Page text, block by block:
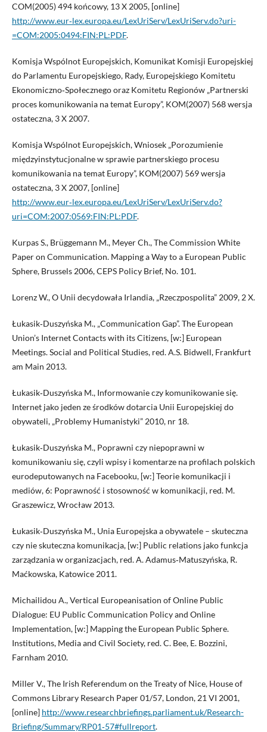
COM(2005) 494 końcowy, 13 X 2005, [online]
http://www.eur‑lex.europa.eu/LexUriServ/LexUriServ.do?uri-
=COM:2005:0494:FIN:PL:PDF.
Komisja Wspólnot Europejskich, Komunikat Komisji Europejskiej
do Parlamentu Europejskiego, Rady, Europejskiego Komitetu
Ekonomiczno‑Społecznego oraz Komitetu Regionów „Partnerski
proces komunikowania na temat Europy”, KOM(2007) 568 wersja
ostateczna, 3 X 2007.
Komisja Wspólnot Europejskich, Wniosek „Porozumienie
międzyinstytucjonalne w sprawie partnerskiego procesu
komunikowania na temat Europy”, KOM(2007) 569 wersja
ostateczna, 3 X 2007, [online]
http://www.eur‑lex.europa.eu/LexUriServ/LexUriServ.do?
uri=COM:2007:0569:FIN:PL:PDF.
Kurpas S., Brüggemann M., Meyer Ch., The Commission White
Paper on Communication. Mapping a Way to a European Public
Sphere, Brussels 2006, CEPS Policy Brief, No. 101.
Lorenz W., O Unii decydowała Irlandia, „Rzeczpospolita” 2009, 2 X.
Łukasik‑Duszyńska M., „Communication Gap”. The European
Union’s Internet Contacts with its Citizens, [w:] European
Meetings. Social and Political Studies, red. A.S. Bidwell, Frankfurt
am Main 2013.
Łukasik‑Duszyńska M., Informowanie czy komunikowanie się.
Internet jako jeden ze środków dotarcia Unii Europejskiej do
obywateli, „Problemy Humanistyki” 2010, nr 18.
Łukasik‑Duszyńska M., Poprawni czy niepoprawni w
komunikowaniu się, czyli wpisy i komentarze na profilach polskich
eurodeputowanych na Facebooku, [w:] Teorie komunikacji i
mediów, 6: Poprawność i stosowność w komunikacji, red. M.
Graszewicz, Wrocław 2013.
Łukasik‑Duszyńska M., Unia Europejska a obywatele – skuteczna
czy nie skuteczna komunikacja, [w:] Public relations jako funkcja
zarządzania w organizacjach, red. A. Adamus‑Matuszyńska, R.
Maćkowska, Katowice 2011.
Michailidou A., Vertical Europeanisation of Online Public
Dialogue: EU Public Communication Policy and Online
Implementation, [w:] Mapping the European Public Sphere.
Institutions, Media and Civil Society, red. C. Bee, E. Bozzini,
Farnham 2010.
Miller V., The Irish Referendum on the Treaty of Nice, House of
Commons Library Research Paper 01/57, London, 21 VI 2001,
[online] http://www.researchbriefings.parliament.uk/Research-
Briefing/Summary/RP01‑57#fullreport.